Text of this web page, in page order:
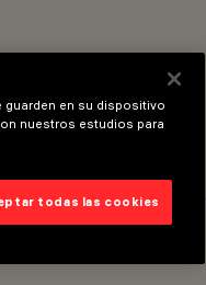
guarden en su dispositivo
nuestros estudios para
todas las cookies